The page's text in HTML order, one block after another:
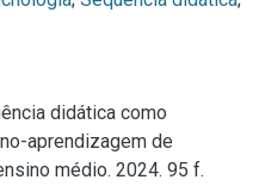
didática como
aprendizagem de
médio. 2024. 95 f.